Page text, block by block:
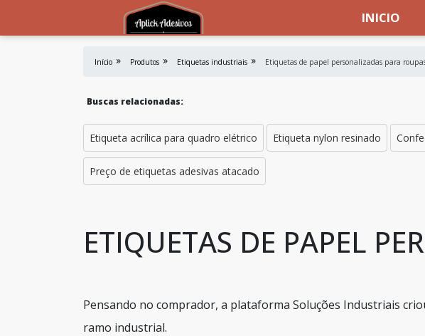
INICIO
Início Produtos Etiquetas industriais Etiquetas de papel personalizadas para
Buscas relacionadas:
Etiqueta acrílica para quadro elétrico Etiqueta nylon resinado
Preço de etiquetas adesivas atacado
ETIQUETAS DE PAPEL
Pensando no comprador, a plataforma Soluções Industriais
ramo industrial.